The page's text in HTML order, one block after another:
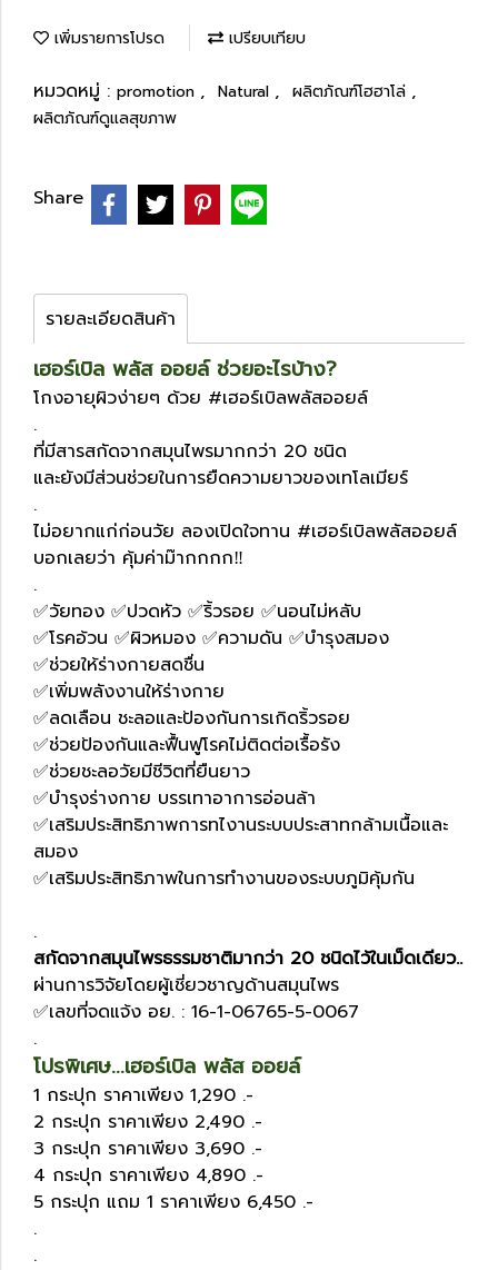
เพิ่มรายการโปรด เปรียบเทียบ
หมวดหมู่ : promotion , Natural , ผลิตภัณฑ์โฮฮาโล่ ,
ผลิตภัณฑ์ดูแลสุขภาพ
Share
รายละเอียดสินค้า
เฮอร์เบิล พลัส ออยล์ ช่วยอะไรบ้าง?
โกงอายุผิวง่ายๆ ด้วย #เฮอร์เบิลพลัสออยล์
.
ที่มีสารสกัดจากสมุนไพรมากกว่า 20 ชนิด
และยังมีส่วนช่วยในการยืดความยาวของเทโลเมียร์
.
ไม่อยากแก่ก่อนวัย ลองเปิดใจทาน #เฮอร์เบิลพลัสออยล์
บอกเลยว่า คุ้มค่าม๊ากกกก‼️
.
✅วัยทอง ✅ปวดหัว ✅ริ้วรอย ✅นอนไม่หลับ
✅โรคอ้วน ✅ผิวหมอง ✅ความดัน ✅บำรุงสมอง
✅ช่วยให้ร่างกายสดชื่น
✅เพิ่มพลังงานให้ร่างกาย
✅ลดเลือน ชะลอและป้องกันการเกิดริ้วรอย
✅ช่วยป้องกันและฟื้นฟูโรคไม่ติดต่อเรื้อรัง
✅ช่วยชะลอวัยมีชีวิตที่ยืนยาว
✅บำรุงร่างกาย บรรเทาอาการอ่อนล้า
✅เสริมประสิทธิภาพการทไงานระบบประสาทกล้ามเนื้อและ
สมอง
✅เสริมประสิทธิภาพในการทำงานของระบบภูมิคุ้มกัน
.
สกัดจากสมุนไพรธรรมชาติมากว่า 20 ชนิดไว้ในเม็ดเดียว..
ผ่านการวิจัยโดยผู้เชี่ยวชาญด้านสมุนไพร
✅เลขที่จดแจ้ง อย. : 16-1-06765-5-0067
.
โปรพิเศษ...เฮอร์เบิล พลัส ออยล์
1 กระปุก ราคาเพียง 1,290 .-
2 กระปุก ราคาเพียง 2,490 .-
3 กระปุก ราคาเพียง 3,690 .-
4 กระปุก ราคาเพียง 4,890 .-
5 กระปุก แถม 1 ราคาเพียง 6,450 .-
.
.